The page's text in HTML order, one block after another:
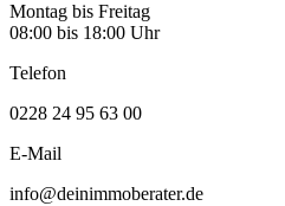
Montag bis Freitag
08:00 bis 18:00 Uhr
Telefon
0228 24 95 63 00
E-Mail
info@deinimmoberater.de